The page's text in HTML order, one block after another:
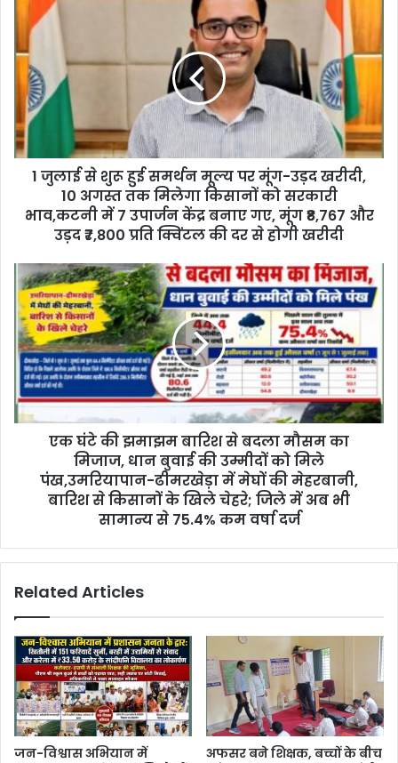
m
a
d
1 जुलाई से शुरू हुई समर्थन मूल्य पर मूंग-उड़द खरीदी,
10 अगस्त तक मिलेगा किसानों को सरकारी
भाव,कटनी में 7 उपार्जन केंद्र बनाए गए, मूंग ₹8,767 और
उड़द ₹7,800 प्रति क्विंटल की दर से होगी खरीदी
एक घंटे की झमाझम बारिश से बदला मौसम का
मिजाज, धान बुवाई की उम्मीदों को मिले
पंख,उमरियापान-ढीमरखेड़ा में मेघों की मेहरबानी,
बारिश से किसानों के खिले चेहरे; जिले में अब भी
सामान्य से 75.4% कम वर्षा दर्ज
Related Articles
जन-विश्वास अभियान में
अफसर बने शिक्षक, बच्चों के बीच